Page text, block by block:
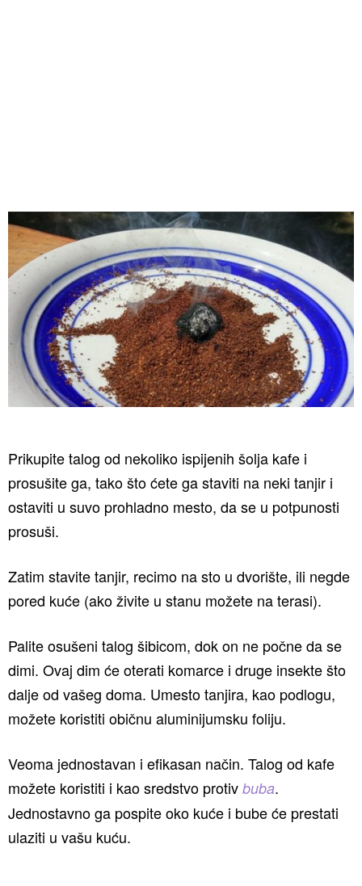
Prikupite talog od nekoliko ispijenih šolja kafe i
prosušite ga, tako što ćete ga staviti na neki tanjir i
ostaviti u suvo prohladno mesto, da se u potpunosti
prosuši.
Zatim stavite tanjir, recimo na sto u dvorište, ili negde
pored kuće (ako živite u stanu možete na terasi).
Palite osušeni talog šibicom, dok on ne počne da se
dimi. Ovaj dim će oterati komarce i druge insekte što
dalje od vašeg doma. Umesto tanjira, kao podlogu,
možete koristiti običnu aluminijumsku foliju.
Veoma jednostavan i efikasan način. Talog od kafe
možete koristiti i kao sredstvo protiv buba.
Jednostavno ga pospite oko kuće i bube će prestati
ulaziti u vašu kuću.